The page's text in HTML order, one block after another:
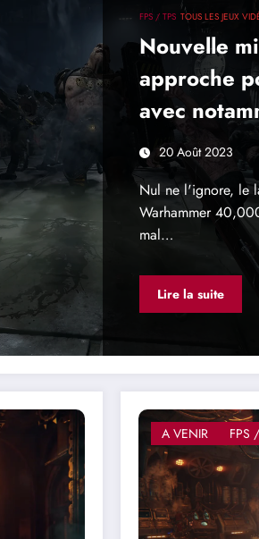
FPS / TPS TOUS LES JEUX
Nouvelle
approche
avec
de talents
20 Août 2023
Nul ne l'ignore, le
Warhammer
mal…
Lire la suite
A VENIR FPS